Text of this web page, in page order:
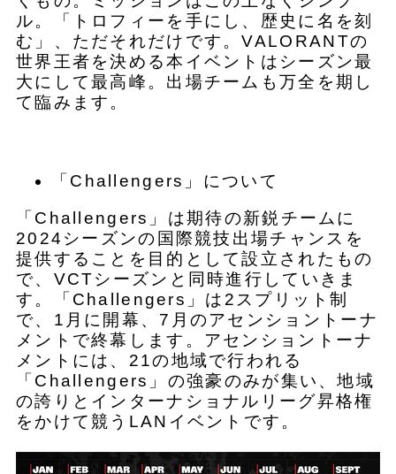
ル。「トロフィーを手にし、歴史に名を刻
む」、ただそれだけです。VALORANTの
世界王者を決める本イベントはシーズン最
大にして最高峰。出場チームも万全を期し
て臨みます。
「Challengers」について
「Challengers」は期待の新鋭チームに
2024シーズンの国際競技出場チャンスを
提供することを目的として設立されたもの
で、VCTシーズンと同時進行していきま
す。「Challengers」は2スプリット制
で、1月に開幕、7月のアセンショントーナ
メントで終幕します。アセンショントーナ
メントには、21の地域で行われる
「Challengers」の強豪のみが集い、地域
の誇りとインターナショナルリーグ昇格権
をかけて競うLANイベントです。